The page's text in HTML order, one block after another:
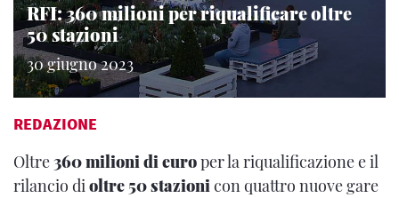
RFI: 360 milioni per riqualificare oltre
50 stazioni
30 giugno 2023
REDAZIONE
Oltre360 milioni di europer la riqualificazione e il
rilancio dioltre 50 stazionicon quattro nuove gare